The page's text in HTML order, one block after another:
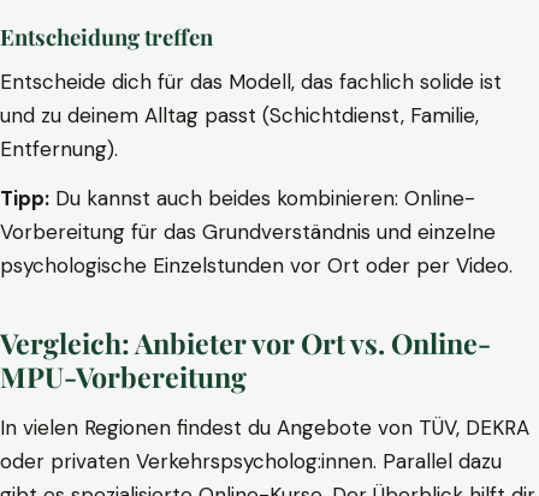
Entscheidung treffen
Entscheide dich für das Modell, das fachlich solide ist
und zu deinem Alltag passt (Schichtdienst, Familie,
Entfernung).
Tipp: Du kannst auch beides kombinieren: Online-
Vorbereitung für das Grundverständnis und einzelne
psychologische Einzelstunden vor Ort oder per Video.
Vergleich: Anbieter vor Ort vs. Online-
MPU-Vorbereitung
In vielen Regionen findest du Angebote von TÜV, DEKRA
oder privaten Verkehrspsycholog:innen. Parallel dazu